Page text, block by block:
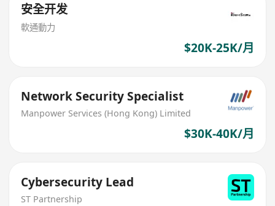
安全开发
軟通動力
$20K-25K/月
Network Security Specialist
Manpower Services (Hong Kong) Limited
$30K-40K/月
Cybersecurity Lead
ST Partnership